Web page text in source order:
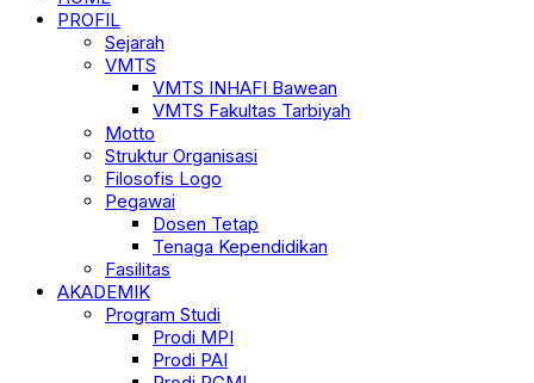
PROFIL
Sejarah
VMTS
VMTS INHAFI Bawean
VMTS Fakultas Tarbiyah
Motto
Struktur Organisasi
Filosofis Logo
Pegawai
Dosen Tetap
Tenaga Kependidikan
Fasilitas
AKADEMIK
Program Studi
Prodi MPI
Prodi PAI